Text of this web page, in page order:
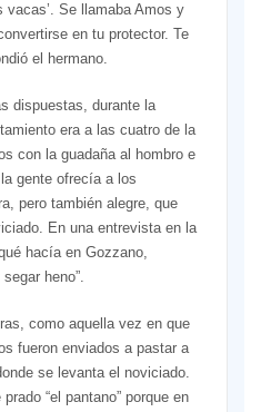
vacas’. Se llamaba Amos y
en tu protector. Te
el hermano.
dispuestas, durante la
era a las cuatro de la
con la guadaña al hombro e
gente ofrecía a los
pero también alegre, que
En una entrevista en la
hacía en Gozzano,
heno”.
como aquella vez en que
fueron enviados a pastar a
se levanta el noviciado.
“el pantano” porque en